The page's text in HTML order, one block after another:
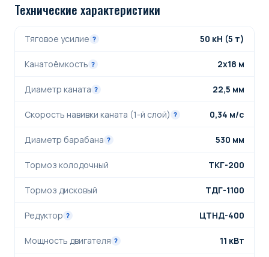
Технические характеристики
Тяговое усилие ? 50 кН (5 т)
Канатоёмкость ? 2х18 м
Диаметр каната ? 22,5 мм
Скорость навивки каната (1-й слой) ? 0,34 м/с
Диаметр барабана ? 530 мм
Тормоз колодочный ТКГ-200
Тормоз дисковый ТДГ-1100
Редуктор ? ЦТНД-400
Мощность двигателя ? 11 кВт